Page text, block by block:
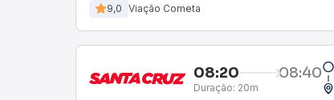
9,0 Viação Cometa
08:20 08:40
Duração: 20m